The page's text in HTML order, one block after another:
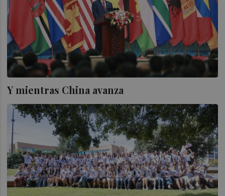
Y mientras China avanza